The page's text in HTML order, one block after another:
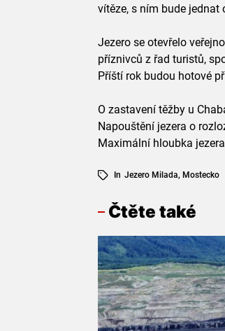
vítěze, s ním bude
Jezero se otevřelo
příznivců z řad turistů,
Příští rok budou hotové
O zastavení těžby u
Napouštění jezera o
Maximální hloubka
In Jezero Milada, Mostecko
Čtěte také